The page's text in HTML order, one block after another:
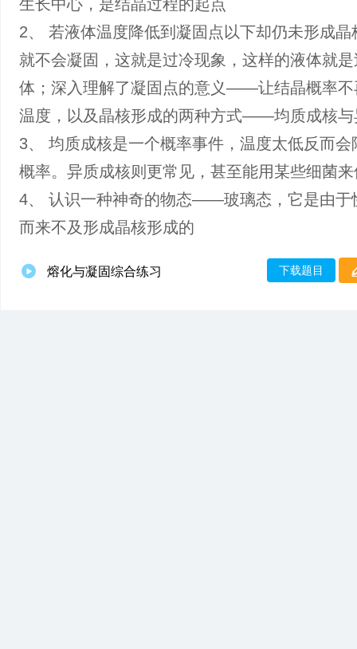
生长中心，是结晶过程的起点
2、 若液体温度降低到凝固点以下却仍未形成晶
就不会凝固，这就是过冷现象，这样的液体就
体；深入理解了凝固点的意义——让结晶概率不
温度，以及晶核形成的两种方式——均质成核与
3、 均质成核是一个概率事件，温度太低反而会
概率。异质成核则更常见，甚至能用某些细菌
4、 认识一种神奇的物态——玻璃态，它是由于
而来不及形成晶核形成的
熔化与凝固综合练习 下载题目